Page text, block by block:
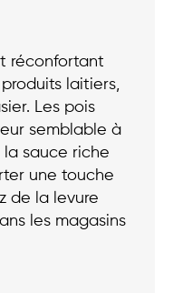
réconfortant
laitiers,
Les pois
semblable à
sauce riche
une touche
de la levure
les magasins